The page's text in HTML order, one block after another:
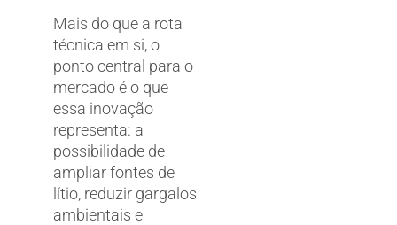
Mais do que a rota
técnica em si, o
ponto central para o
mercado é o que
essa inovação
representa: a
possibilidade de
ampliar fontes de
lítio, reduzir gargalos
ambientais e